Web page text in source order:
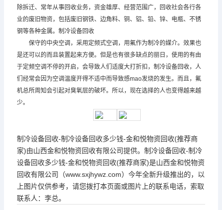
除拆迁、常年从事回收业务，资金雄厚、经营范围广，回收社会各行各
业的废旧物资，包括废旧钢铁、边角料、铜、铝、铅、锌、电瓶、不锈
钢等各种金属。制冷设备回收
保守的中央空调，采用定频式空调，用氟作为制冷的媒介。效果也
是还可以的而且装置起来方便。但是也有很多缺点的丽日，使用的有由
于定频空调不停的开启，会导致人们适度大打折扣，制冷设备回收，人
们经常会因为空调温度开得不适中而导致感mao发烧的发生。而且，氟
机总所周知会引起对臭氧层的破坏。所以，现在选择的人也变得越来越
少。
制冷设备回收-制冷设备回收多少钱-金和悦物资回收(推荐商
家)由山西金和悦物资回收有限公司提供。制冷设备回收-制冷
设备回收多少钱-金和悦物资回收(推荐商家)是山西金和悦物资
回收有限公司（www.sxjhywz.com）今年全新升级推出的，以
上图片仅供参考，请您拨打本页面或图片上的联系电话，索取
联系人：李总。